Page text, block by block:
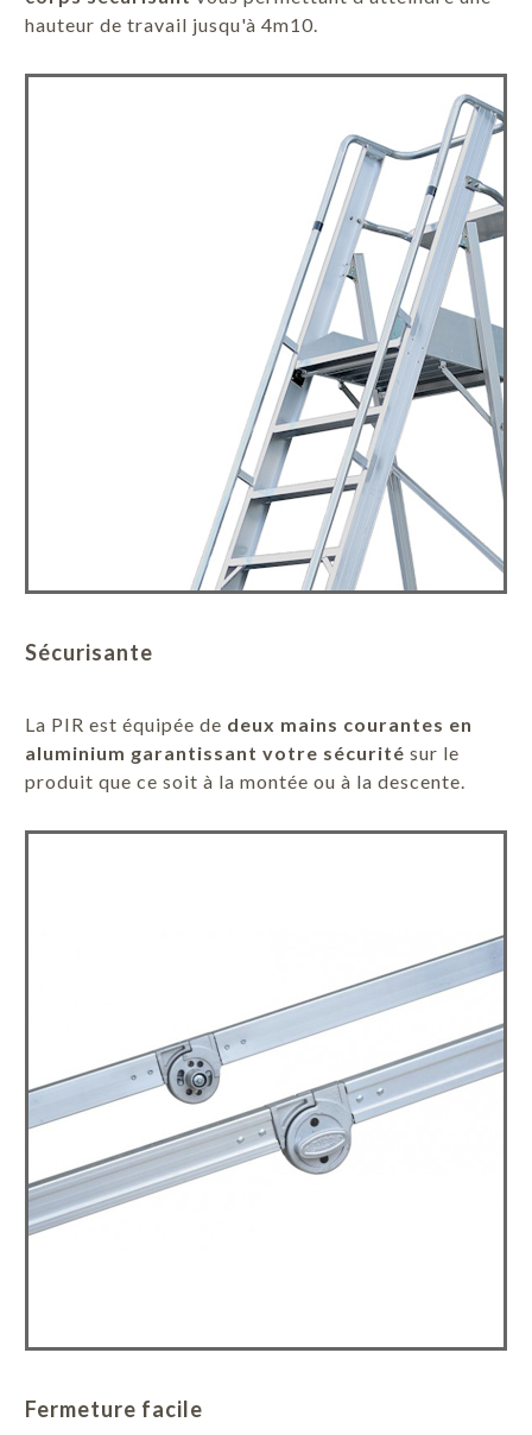
hauteur de travail jusqu'à 4m10.
Sécurisante
La PIR est équipée de deux mains courantes en
aluminium garantissant votre sécurité sur le
produit que ce soit à la montée ou à la descente.
Fermeture facile